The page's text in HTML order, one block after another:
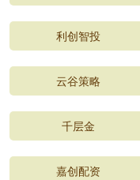
利创智投
云谷策略
千层金
嘉创配资